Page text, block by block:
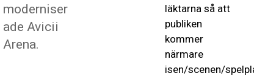
moderniser
ade Avicii
Arena.
läktarna så att
publiken
kommer
närmare
isen/scenen/